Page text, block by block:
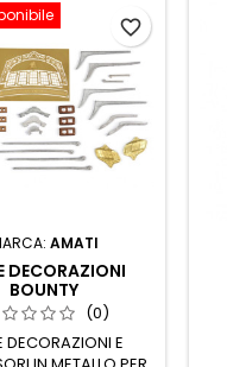
AMATI
DECORAZIONI
BOUNTY
(0)
DECORAZIONI E
favorite_border